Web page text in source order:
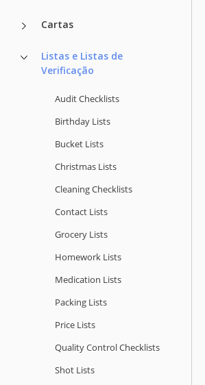
Cartas
Listas e Listas de
Verificação
Audit Checklists
Birthday Lists
Bucket Lists
Christmas Lists
Cleaning Checklists
Contact Lists
Grocery Lists
Homework Lists
Medication Lists
Packing Lists
Price Lists
Quality Сontrol Checklists
Shot Lists